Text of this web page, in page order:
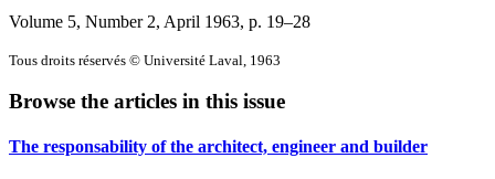
Volume 5, Number 2, April 1963, p. 19–28
Tous droits réservés © Université Laval, 1963
Browse the articles in this issue
The responsability of the architect, engineer and builder